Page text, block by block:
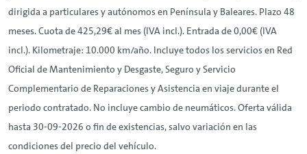
dirigida a particulares y autónomos en Península y Baleares. Plazo 48
meses. Cuota de 425,29€ al mes (IVA incl.). Entrada de 0,00€ (IVA
incl.). Kilometraje: 10.000 km/año. Incluye todos los servicios en Red
Oficial de Mantenimiento y Desgaste, Seguro y Servicio
Complementario de Reparaciones y Asistencia en viaje durante el
periodo contratado. No incluye cambio de neumáticos. Oferta válida
hasta 30-09-2026 o fin de existencias, salvo variación en las
condiciones del precio del vehículo.